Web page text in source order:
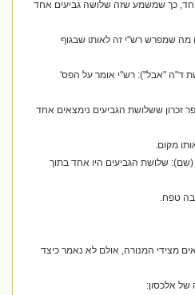
כך שמשמע שזה שלושה גביעים אחד
שמפרש רש"י זה לאותו שבגוף
ד"ה "אבל"): רש"י אומר על הפס'
ששלושת הגביעים נימצאים אחד
מקום.
שלושת הגביעים היו אחד בתוך
טפח.
המנורה, אולם לא נאמר כיצד
אלכסון: